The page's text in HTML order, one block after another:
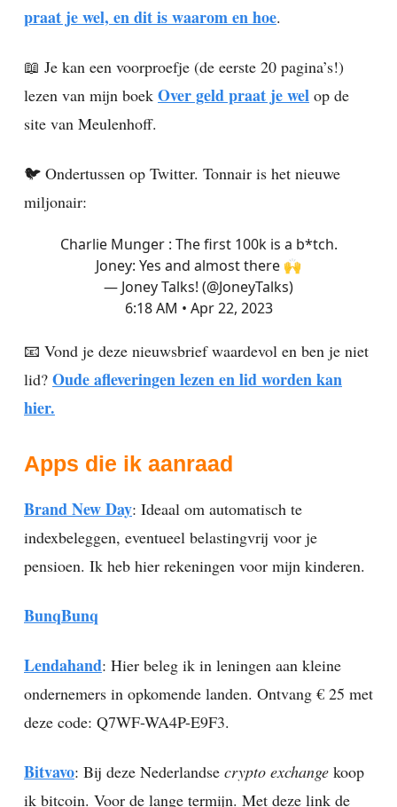
praat je wel, en dit is waarom en hoe.
📖 Je kan een voorproefje (de eerste 20 pagina’s!)
lezen van mijn boek Over geld praat je wel op de
site van Meulenhoff.
🐦️ Ondertussen op Twitter. Tonnair is het nieuwe
miljonair:
Charlie Munger : The first 100k is a b*tch.
Joney: Yes and almost there 🙌
— Joney Talks! (@JoneyTalks)
6:18 AM • Apr 22, 2023
📧 Vond je deze nieuwsbrief waardevol en ben je niet
lid? Oude afleveringen lezen en lid worden kan
hier.
Apps die ik aanraad
Brand New Day: Ideaal om automatisch te
indexbeleggen, eventueel belastingvrij voor je
pensioen. Ik heb hier rekeningen voor mijn kinderen.
BunqBunq
Lendahand: Hier beleg ik in leningen aan kleine
ondernemers in opkomende landen. Ontvang € 25 met
deze code: Q7WF-WA4P-E9F3.
Bitvavo: Bij deze Nederlandse crypto exchange koop
ik bitcoin. Voor de lange termijn. Met deze link de